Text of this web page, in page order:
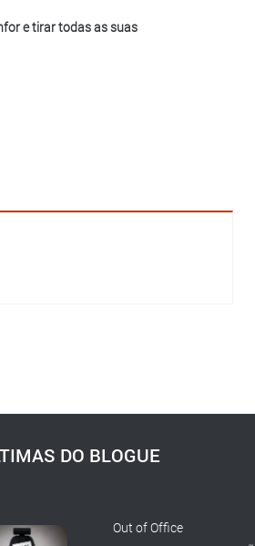
e tirar todas as suas
DO BLOGUE
Out of Office